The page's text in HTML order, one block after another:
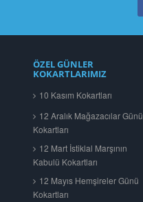
ÖZEL GÜNLER
KOKARTLARIMIZ
10 Kasım Kokartları
12 Aralık Mağazacılar Günü
Kokartları
12 Mart İstiklal Marşının
Kabulü Kokartları
12 Mayıs Hemşireler Günü
Kokartları